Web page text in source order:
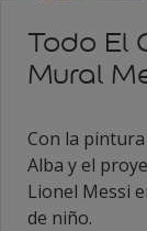
Todo El
Mural
Con la
Alba y el
Lionel Messi
de niño.